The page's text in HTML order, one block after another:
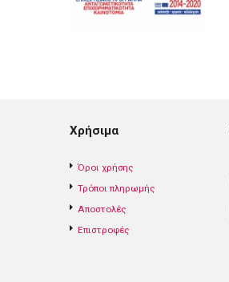
Χρήσιμα
Όροι χρήσης
Τρόποι πληρωμής
Αποστολές
Επιστροφές